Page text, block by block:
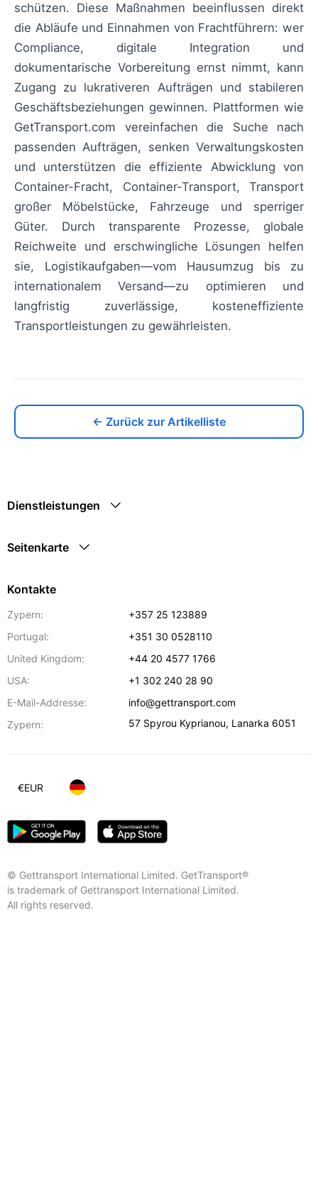
schützen. Diese Maßnahmen beeinflussen direkt
die Abläufe und Einnahmen von Frachtführern: wer
Compliance, digitale Integration und
dokumentarische Vorbereitung ernst nimmt, kann
Zugang zu lukrativeren Aufträgen und stabileren
Geschäftsbeziehungen gewinnen. Plattformen wie
GetTransport.com vereinfachen die Suche nach
passenden Aufträgen, senken Verwaltungskosten
und unterstützen die effiziente Abwicklung von
Container-Fracht, Container-Transport, Transport
großer Möbelstücke, Fahrzeuge und sperriger
Güter. Durch transparente Prozesse, globale
Reichweite und erschwingliche Lösungen helfen
sie, Logistikaufgaben—vom Hausumzug bis zu
internationalem Versand—zu optimieren und
langfristig zuverlässige, kosteneffiziente
Transportleistungen zu gewährleisten.
← Zurück zur Artikelliste
Dienstleistungen
Seitenkarte
Kontakte
Zypern:
+357 25 123889
Portugal:
+351 30 0528110
United Kingdom:
+44 20 4577 1766
USA:
+1 302 240 28 90
E-Mail-Addresse:
info@gettransport.com
Zypern:
57 Spyrou Kyprianou, Lanarka 6051
© Gettransport International Limited. GetTransport®
is trademark of Gettransport International Limited.
All rights reserved.
€EUR